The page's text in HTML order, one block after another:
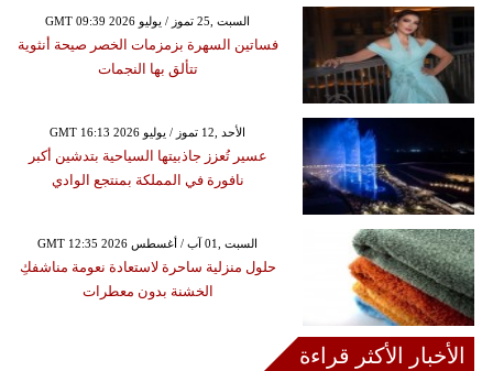
GMT 09:39 2026 السبت ,25 تموز / يوليو
فساتين السهرة بزمزمات الخصر صيحة أنثوية
تتألق بها النجمات
GMT 16:13 2026 الأحد ,12 تموز / يوليو
عسير تُعزز جاذبيتها السياحية بتدشين أكبر
نافورة في المملكة بمنتجع الوادي
GMT 12:35 2026 السبت ,01 آب / أغسطس
حلول منزلية ساحرة لاستعادة نعومة مناشفكِ
الخشنة بدون معطرات
الأخبار الأكثر قراءة